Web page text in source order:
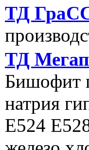
ТД
ТД
Бишофит
натрия
Е524